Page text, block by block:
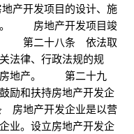
开发项目的设计、施
。 房地产开发项目竣
。 第二十八条 依法取
法律、行政法规的规
房地产。 第二十九
励和扶持房地产开发企
地产开发企业是以营
业。设立房地产开发企